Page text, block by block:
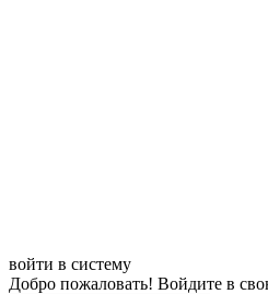
войти в систему
Добро пожаловать! Войдите в